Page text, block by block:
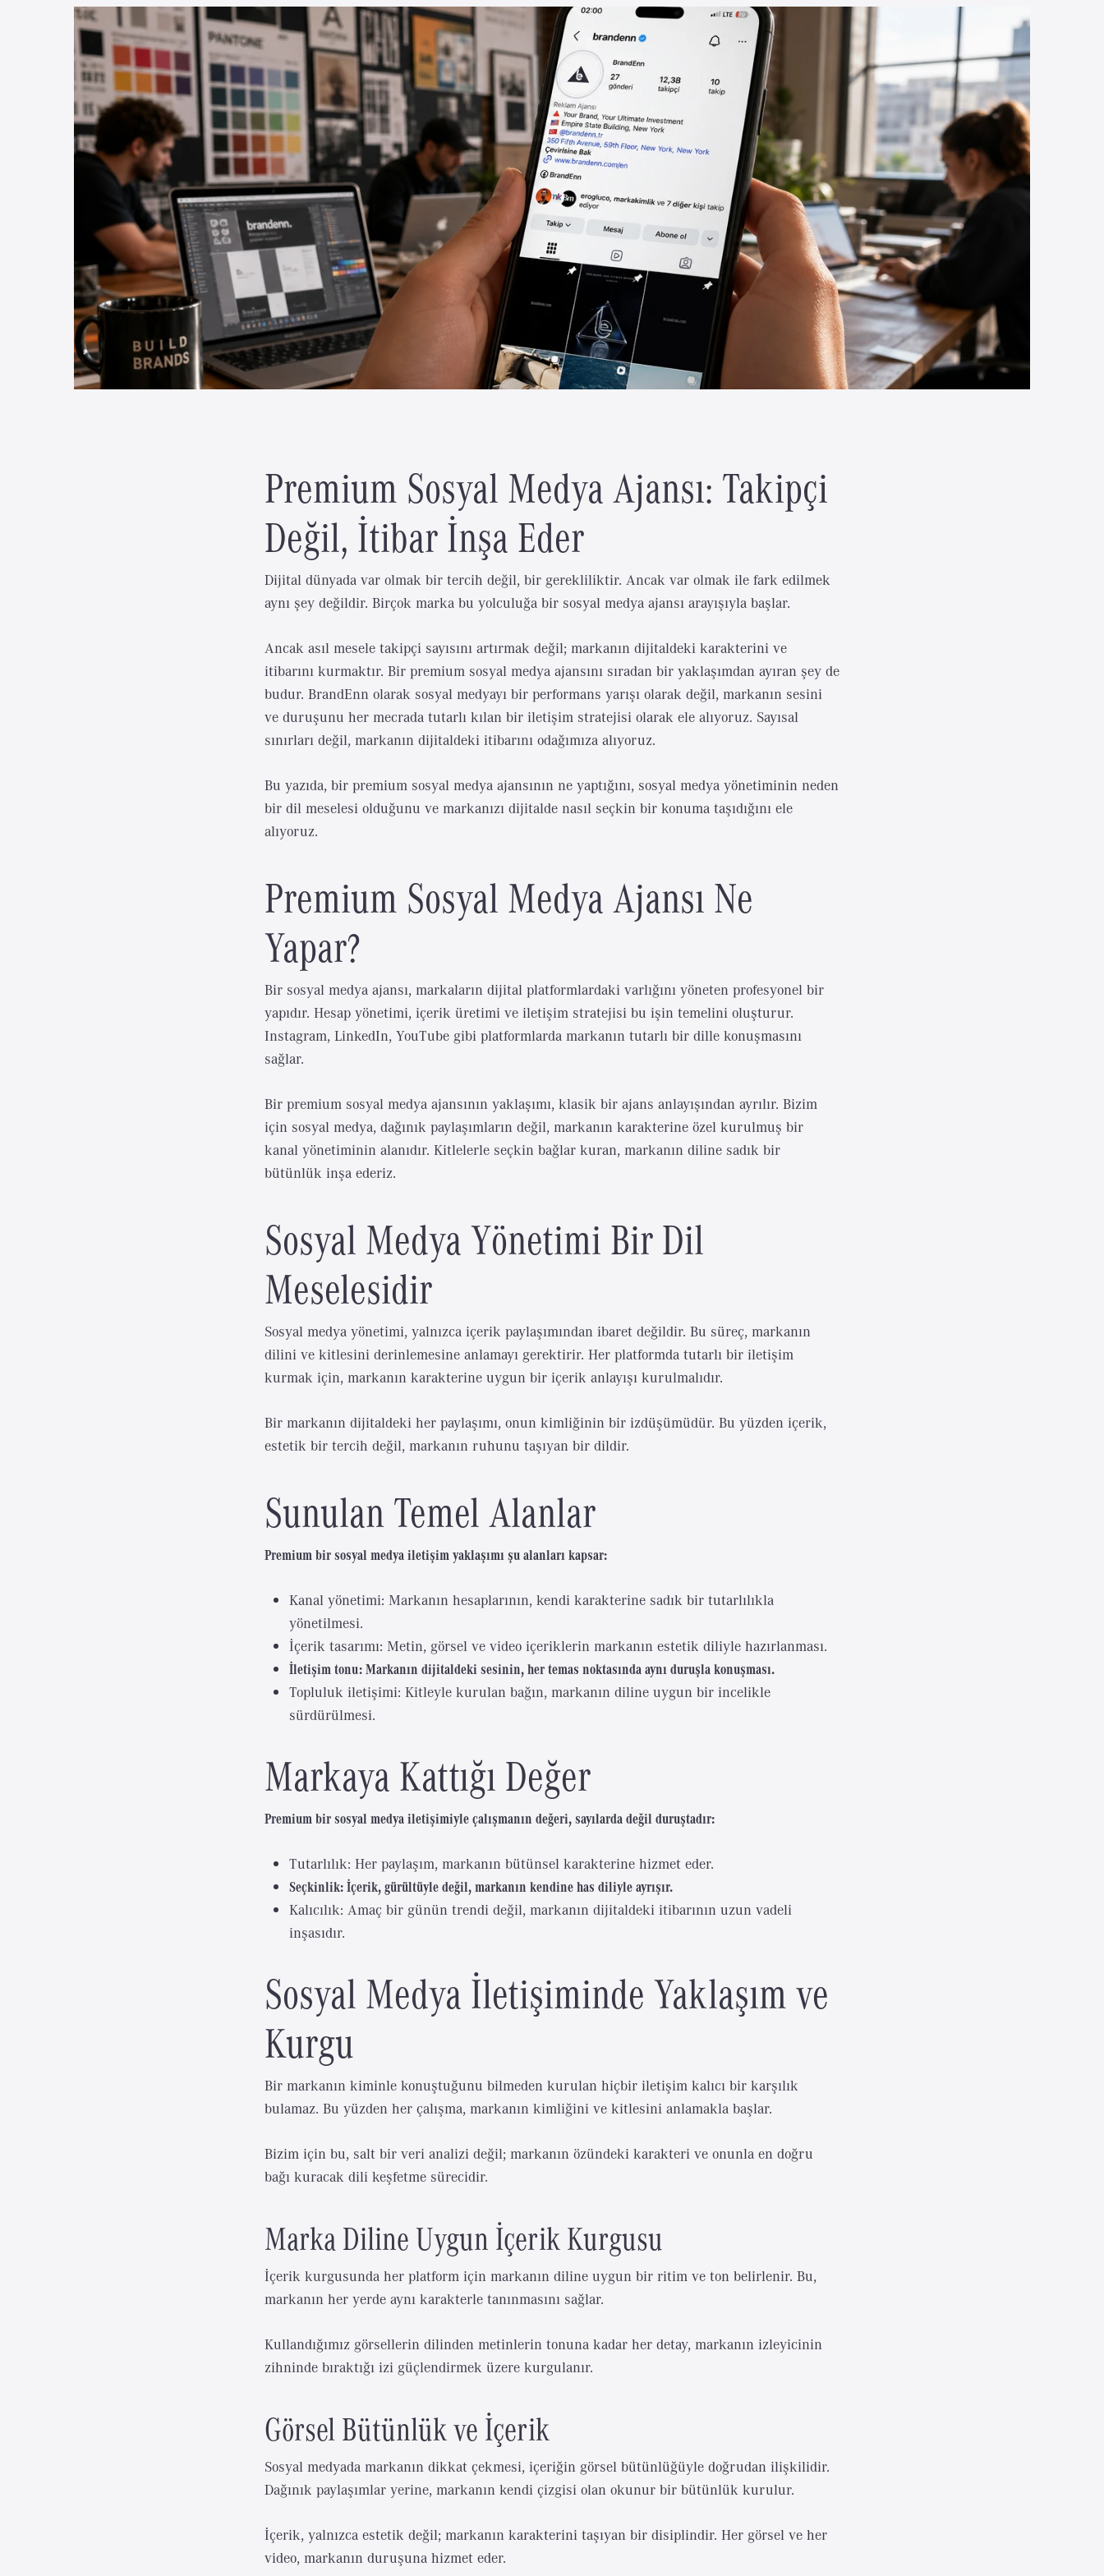
Premium Sosyal Medya Ajansı: Takipçi
Değil, İtibar İnşa Eder
Dijital dünyada var olmak bir tercih değil, bir gerekliliktir. Ancak var olmak ile fark edilmek
aynı şey değildir. Birçok marka bu yolculuğa bir sosyal medya ajansı arayışıyla başlar.
Ancak asıl mesele takipçi sayısını artırmak değil; markanın dijitaldeki karakterini ve
itibarını kurmaktır. Bir premium sosyal medya ajansını sıradan bir yaklaşımdan ayıran şey de
budur. BrandEnn olarak sosyal medyayı bir performans yarışı olarak değil, markanın sesini
ve duruşunu her mecrada tutarlı kılan bir iletişim stratejisi olarak ele alıyoruz. Sayısal
sınırları değil, markanın dijitaldeki itibarını odağımıza alıyoruz.
Bu yazıda, bir premium sosyal medya ajansının ne yaptığını, sosyal medya yönetiminin neden
bir dil meselesi olduğunu ve markanızı dijitalde nasıl seçkin bir konuma taşıdığını ele
alıyoruz.
Premium Sosyal Medya Ajansı Ne
Yapar?
Bir sosyal medya ajansı, markaların dijital platformlardaki varlığını yöneten profesyonel bir
yapıdır. Hesap yönetimi, içerik üretimi ve iletişim stratejisi bu işin temelini oluşturur.
Instagram, LinkedIn, YouTube gibi platformlarda markanın tutarlı bir dille konuşmasını
sağlar.
Bir premium sosyal medya ajansının yaklaşımı, klasik bir ajans anlayışından ayrılır. Bizim
için sosyal medya, dağınık paylaşımların değil, markanın karakterine özel kurulmuş bir
kanal yönetiminin alanıdır. Kitlelerle seçkin bağlar kuran, markanın diline sadık bir
bütünlük inşa ederiz.
Sosyal Medya Yönetimi Bir Dil
Meselesidir
Sosyal medya yönetimi, yalnızca içerik paylaşımından ibaret değildir. Bu süreç, markanın
dilini ve kitlesini derinlemesine anlamayı gerektirir. Her platformda tutarlı bir iletişim
kurmak için, markanın karakterine uygun bir içerik anlayışı kurulmalıdır.
Bir markanın dijitaldeki her paylaşımı, onun kimliğinin bir izdüşümüdür. Bu yüzden içerik,
estetik bir tercih değil, markanın ruhunu taşıyan bir dildir.
Sunulan Temel Alanlar
Premium bir sosyal medya iletişim yaklaşımı şu alanları kapsar:
Kanal yönetimi: Markanın hesaplarının, kendi karakterine sadık bir tutarlılıkla
yönetilmesi.
İçerik tasarımı: Metin, görsel ve video içeriklerin markanın estetik diliyle hazırlanması.
İletişim tonu: Markanın dijitaldeki sesinin, her temas noktasında aynı duruşla konuşması.
Topluluk iletişimi: Kitleyle kurulan bağın, markanın diline uygun bir incelikle
sürdürülmesi.
Markaya Kattığı Değer
Premium bir sosyal medya iletişimiyle çalışmanın değeri, sayılarda değil duruştadır:
Tutarlılık: Her paylaşım, markanın bütünsel karakterine hizmet eder.
Seçkinlik: İçerik, gürültüyle değil, markanın kendine has diliyle ayrışır.
Kalıcılık: Amaç bir günün trendi değil, markanın dijitaldeki itibarının uzun vadeli
inşasıdır.
Sosyal Medya İletişiminde Yaklaşım ve
Kurgu
Bir markanın kiminle konuştuğunu bilmeden kurulan hiçbir iletişim kalıcı bir karşılık
bulamaz. Bu yüzden her çalışma, markanın kimliğini ve kitlesini anlamakla başlar.
Bizim için bu, salt bir veri analizi değil; markanın özündeki karakteri ve onunla en doğru
bağı kuracak dili keşfetme sürecidir.
Marka Diline Uygun İçerik Kurgusu
İçerik kurgusunda her platform için markanın diline uygun bir ritim ve ton belirlenir. Bu,
markanın her yerde aynı karakterle tanınmasını sağlar.
Kullandığımız görsellerin dilinden metinlerin tonuna kadar her detay, markanın izleyicinin
zihninde bıraktığı izi güçlendirmek üzere kurgulanır.
Görsel Bütünlük ve İçerik
Sosyal medyada markanın dikkat çekmesi, içeriğin görsel bütünlüğüyle doğrudan ilişkilidir.
Dağınık paylaşımlar yerine, markanın kendi çizgisi olan okunur bir bütünlük kurulur.
İçerik, yalnızca estetik değil; markanın karakterini taşıyan bir disiplindir. Her görsel ve her
video, markanın duruşuna hizmet eder.